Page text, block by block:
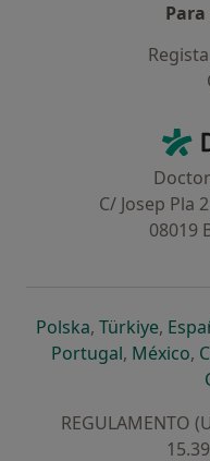
C/ Josep Pla
08019
Polskaabre num
, Türkiyeabre
,
Portugalabre num
, México,
REGULAMENTO